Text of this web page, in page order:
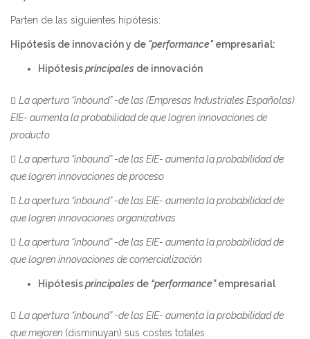
Parten de las siguientes hipótesis:
Hipótesis de innovación y de "performance"empresarial:
Hipótesisprincipales de innovación
 La apertura “inbound” -de las (Empresas Industriales Españolas)
EIE- aumenta la probabilidad de que logren innovaciones de
producto
 La apertura “inbound” -de las EIE- aumenta la probabilidad de
que logren innovaciones de proceso
 La apertura “inbound” -de las EIE- aumenta la probabilidad de
que logren innovaciones organizativas
 La apertura “inbound” -de las EIE- aumenta la probabilidad de
que logren innovaciones de comercialización
Hipótesisprincipales de “performance”empresarial
 La apertura “inbound” -de las EIE- aumenta la probabilidad de
que mejoren (disminuyan) sus costes totales